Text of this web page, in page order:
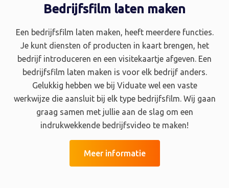
Bedrijfsfilm laten maken
Een bedrijfsfilm laten maken, heeft meerdere functies.
Je kunt diensten of producten in kaart brengen, het
bedrijf introduceren en een visitekaartje afgeven. Een
bedrijfsfilm laten maken is voor elk bedrijf anders.
Gelukkig hebben we bij Viduate wel een vaste
werkwijze die aansluit bij elk type bedrijfsfilm. Wij gaan
graag samen met jullie aan de slag om een
indrukwekkende bedrijfsvideo te maken!
Meer informatie